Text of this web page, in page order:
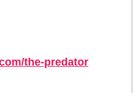
the-predator